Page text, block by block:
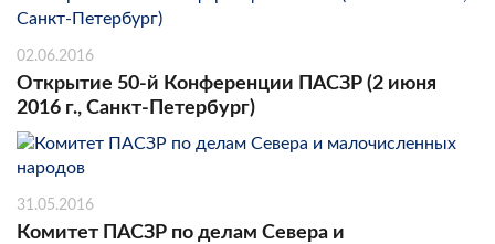
02.06.2016
Открытие 50-й Конференции ПАСЗР (2 июня
2016 г., Санкт-Петербург)
31.05.2016
Комитет ПАСЗР по делам Севера и